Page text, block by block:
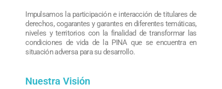
Impulsamos la participación e interacción de titulares de
derechos, cogarantes y garantes en diferentes temáticas,
niveles y territorios con la finalidad de transformar las
condiciones de vida de la PINA que se encuentra en
situación adversa para su desarrollo.
Nuestra Visión